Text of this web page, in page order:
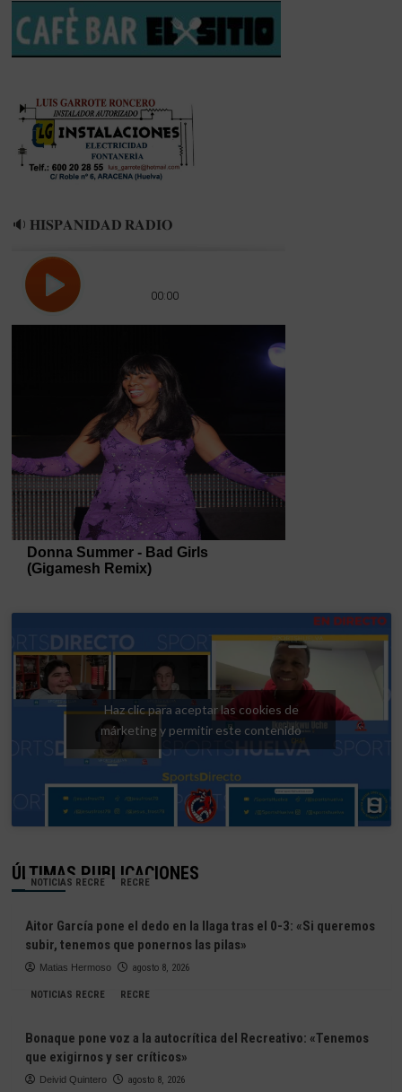
A
UNA!
🔉 𝐇𝐈𝐒𝐏𝐀𝐍𝐈𝐃𝐀𝐃 𝐑𝐀𝐃𝐈𝐎
Haz clic para aceptar las cookies de
márketing y permitir este contenido
ÚLTIMAS PUBLICACIONES
NOTICIAS RECRE RECRE
Aitor García pone el dedo en la llaga tras el 0-3: «Si queremos
subir, tenemos que ponernos las pilas»
Matias Hermoso agosto 8, 2026
NOTICIAS RECRE RECRE
Bonaque pone voz a la autocrítica del Recreativo: «Tenemos
que exigirnos y ser críticos»
Deivid Quintero agosto 8, 2026